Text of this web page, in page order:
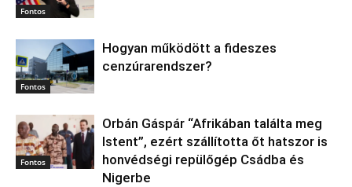
Fontos
Fontos
Hogyan működött a fideszes
cenzúrarendszer?
Fontos
Orbán Gáspár “Afrikában találta meg
Istent”, ezért szállította őt hatszor is
honvédségi repülőgép Csádba és
Nigerbe